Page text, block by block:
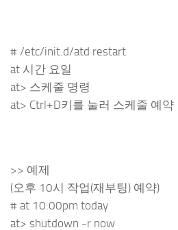
# /etc/init.d/atd restart
at 시간 요일
at> 스케줄 명령
at> Ctrl+D키를 눌러 스케줄 예약
>> 예제
(오후 10시 작업(재부팅) 예약)
# at 10:00pm today
at> shutdown -r now